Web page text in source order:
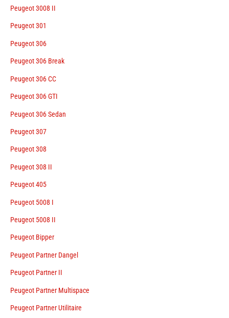
Peugeot 3008 II
Peugeot 301
Peugeot 306
Peugeot 306 Break
Peugeot 306 CC
Peugeot 306 GTI
Peugeot 306 Sedan
Peugeot 307
Peugeot 308
Peugeot 308 II
Peugeot 405
Peugeot 5008 I
Peugeot 5008 II
Peugeot Bipper
Peugeot Partner Dangel
Peugeot Partner II
Peugeot Partner Multispace
Peugeot Partner Utilitaire